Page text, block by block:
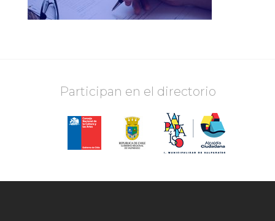
Participan en el directorio